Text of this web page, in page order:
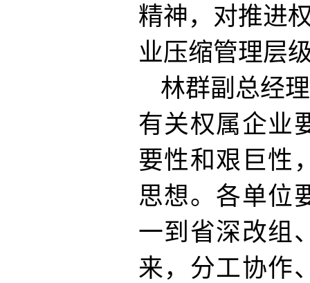
精神，对推进
业压缩管理层
林群副总经
有关权属企业
要性和艰巨性
思想。各单位
一到省深改组
来，分工协作